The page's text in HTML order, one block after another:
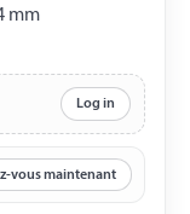
mm
Log in
vous maintenant